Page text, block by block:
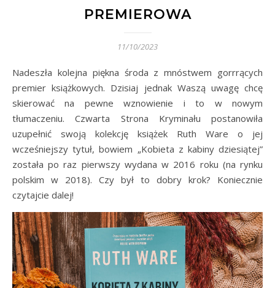
PREMIEROWA
11/10/2023
Nadeszła kolejna piękna środa z mnóstwem gorrrących
premier książkowych. Dzisiaj jednak Waszą uwagę chcę
skierować na pewne wznowienie i to w nowym
tłumaczeniu. Czwarta Strona Kryminału postanowiła
uzupełnić swoją kolekcję książek Ruth Ware o jej
wcześniejszy tytuł, bowiem „Kobieta z kabiny dziesiątej”
została po raz pierwszy wydana w 2016 roku (na rynku
polskim w 2018). Czy był to dobry krok? Koniecznie
czytajcie dalej!